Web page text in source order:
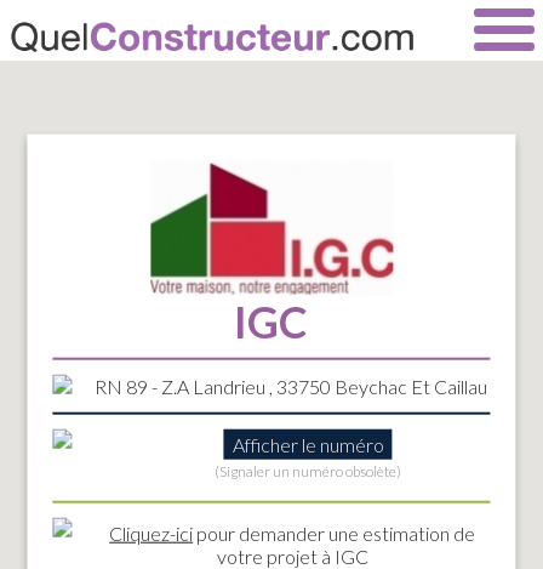
IGC
RN 89 - Z.A Landrieu , 33750 Beychac Et Caillau
Afficher le numéro
(Signaler un numéro obsolète)
Cliquez-ici pour demander une estimation de
votre projet à IGC